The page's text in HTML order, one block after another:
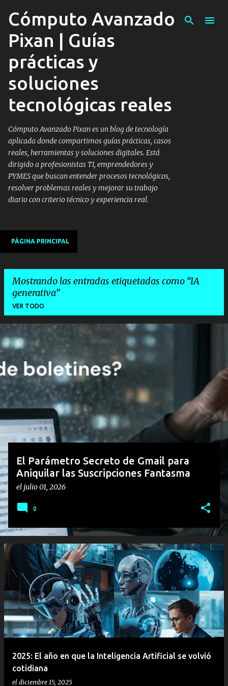
Ir al contenido principal
Cómputo Avanzado
Pixan | Guías
prácticas y
soluciones
tecnológicas reales
Cómputo Avanzado Pixan es un blog de tecnología
aplicada donde compartimos guías prácticas, casos
reales, herramientas y soluciones digitales. Está
dirigido a profesionistas TI, emprendedores y
PYMES que buscan entender procesos tecnológicos,
resolver problemas reales y mejorar su trabajo
diario con criterio técnico y experiencia real.
PÁGINA PRINCIPAL
Mostrando las entradas etiquetadas como IA
generativa
VER TODO
E
n
t
r
d
a
El Parámetro Secreto de Gmail para
Aniquilar las Suscripciones Fantasma
el julio 01, 2026
0
2025: El año en que la Inteligencia Artificial se volvió
cotidiana
el diciembre 15, 2025